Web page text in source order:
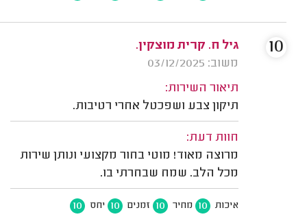
גיל ח. קרית מוצקין.
משוב: 03/12/2025
תיאור השירות:
תיקון צבע ושפכטל אחרי רטיבות.
חוות דעת:
מרוצה מאוד! מוטי בחור מקצועי ונותן שירות
מכל הלב. שמח שבחרתי בו.
איכות 10 מחיר 10 זמנים 10 יחס 10
10